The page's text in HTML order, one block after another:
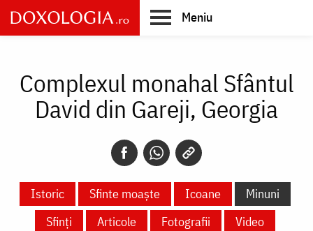
Skip
to
main
Meniu
Complexul monahal Sfântul
David din Gareji, Georgia
Istoric Sfinte moaște Icoane
Minuni
Sfinți
Articole Fotografii
Video